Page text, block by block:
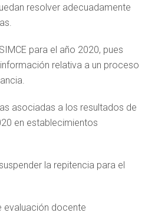
resolver adecuadamente
para el año 2020, pues
relativa a un proceso
asociadas a los resultados de
en establecimientos
la repitencia para el
evaluación docente